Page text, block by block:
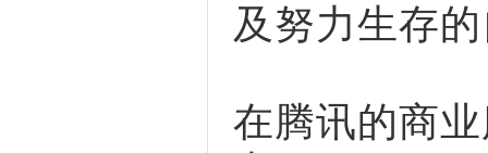
及努力生存
在腾讯的商